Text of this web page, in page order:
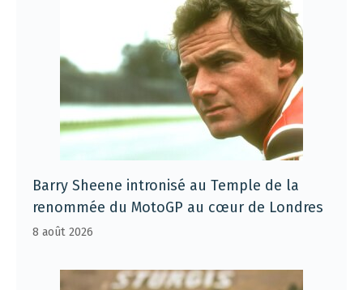
Barry Sheene intronisé au Temple de la
renommée du MotoGP au cœur de Londres
8 août 2026